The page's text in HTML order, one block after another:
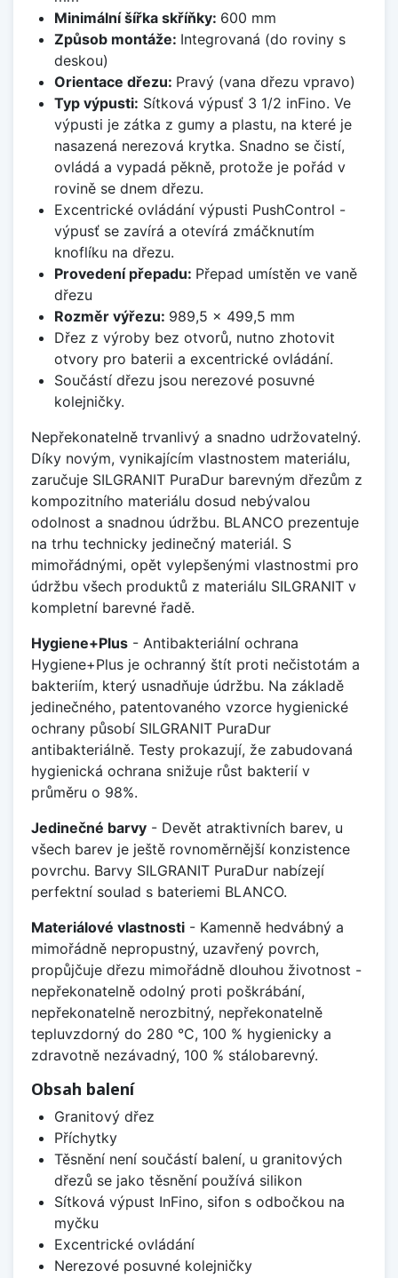
Minimální šířka skříňky: 600 mm
Způsob montáže: Integrovaná (do roviny s
deskou)
Orientace dřezu: Pravý (vana dřezu vpravo)
Typ výpusti: Sítková výpusť 3 1/2 inFino. Ve
výpusti je zátka z gumy a plastu, na které je
nasazená nerezová krytka. Snadno se čistí,
ovládá a vypadá pěkně, protože je pořád v
rovině se dnem dřezu.
Excentrické ovládání výpusti PushControl -
výpusť se zavírá a otevírá zmáčknutím
knoflíku na dřezu.
Provedení přepadu: Přepad umístěn ve vaně
dřezu
Rozměr výřezu: 989,5 x 499,5 mm
Dřez z výroby bez otvorů, nutno zhotovit
otvory pro baterii a excentrické ovládání.
Součástí dřezu jsou nerezové posuvné
kolejničky.
Nepřekonatelně trvanlivý a snadno udržovatelný.
Díky novým, vynikajícím vlastnostem materiálu,
zaručuje SILGRANIT PuraDur barevným dřezům z
kompozitního materiálu dosud nebývalou
odolnost a snadnou údržbu. BLANCO prezentuje
na trhu technicky jedinečný materiál. S
mimořádnými, opět vylepšenými vlastnostmi pro
údržbu všech produktů z materiálu SILGRANIT v
kompletní barevné řadě.
Hygiene+Plus - Antibakteriální ochrana
Hygiene+Plus je ochranný štít proti nečistotám a
bakteriím, který usnadňuje údržbu. Na základě
jedinečného, patentovaného vzorce hygienické
ochrany působí SILGRANIT PuraDur
antibakteriálně. Testy prokazují, že zabudovaná
hygienická ochrana snižuje růst bakterií v
průměru o 98%.
Jedinečné barvy - Devět atraktivních barev, u
všech barev je ještě rovnoměrnější konzistence
povrchu. Barvy SILGRANIT PuraDur nabízejí
perfektní soulad s bateriemi BLANCO.
Materiálové vlastnosti - Kamenně hedvábný a
mimořádně nepropustný, uzavřený povrch,
propůjčuje dřezu mimořádně dlouhou životnost -
nepřekonatelně odolný proti poškrábání,
nepřekonatelně nerozbitný, nepřekonatelně
tepluvzdorný do 280 °C, 100 % hygienicky a
zdravotně nezávadný, 100 % stálobarevný.
Obsah balení
Granitový dřez
Příchytky
Těsnění není součástí balení, u granitových
dřezů se jako těsnění používá silikon
Sítková výpust InFino, sifon s odbočkou na
myčku
Excentrické ovládání
Nerezové posuvné kolejničky